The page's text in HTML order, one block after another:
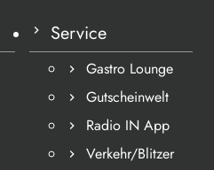
Service
Gastro Lounge
Gutscheinwelt
Radio IN App
Verkehr/Blitzer